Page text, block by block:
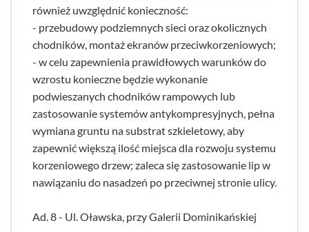
również uwzględnić konieczność:
- przebudowy podziemnych sieci oraz okolicznych
chodników, montaż ekranów przeciwkorzeniowych;
- w celu zapewnienia prawidłowych warunków do
wzrostu konieczne będzie wykonanie
podwieszanych chodników rampowych lub
zastosowanie systemów antykompresyjnych, pełna
wymiana gruntu na substrat szkieletowy, aby
zapewnić większą ilość miejsca dla rozwoju systemu
korzeniowego drzew; zaleca się zastosowanie lip w
nawiązaniu do nasadzeń po przeciwnej stronie ulicy.
Ad. 8 - Ul. Oławska, przy Galerii Dominikańskiej